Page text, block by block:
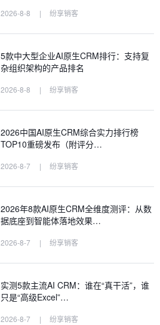
2026-8-8 | 纷享销客
5款中大型企业AI原生CRM排行：支持复
杂组织架构的产品排名
2026-8-8 | 纷享销客
2026中国AI原生CRM综合实力排行榜
TOP10重磅发布（附评分…
2026-8-7 | 纷享销客
2026年8款AI原生CRM全维度测评：从数
据底座到智能体落地效果…
2026-8-7 | 纷享销客
实测5款主流AI CRM：谁在“真干活”，谁
只是“高级Excel”…
2026-8-7 | 纷享销客